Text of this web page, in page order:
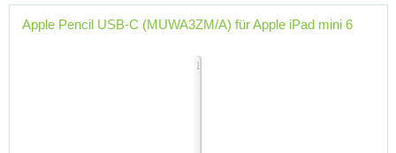
Apple Pencil USB-C (MUWA3ZM/A) für Apple iPad mini 6